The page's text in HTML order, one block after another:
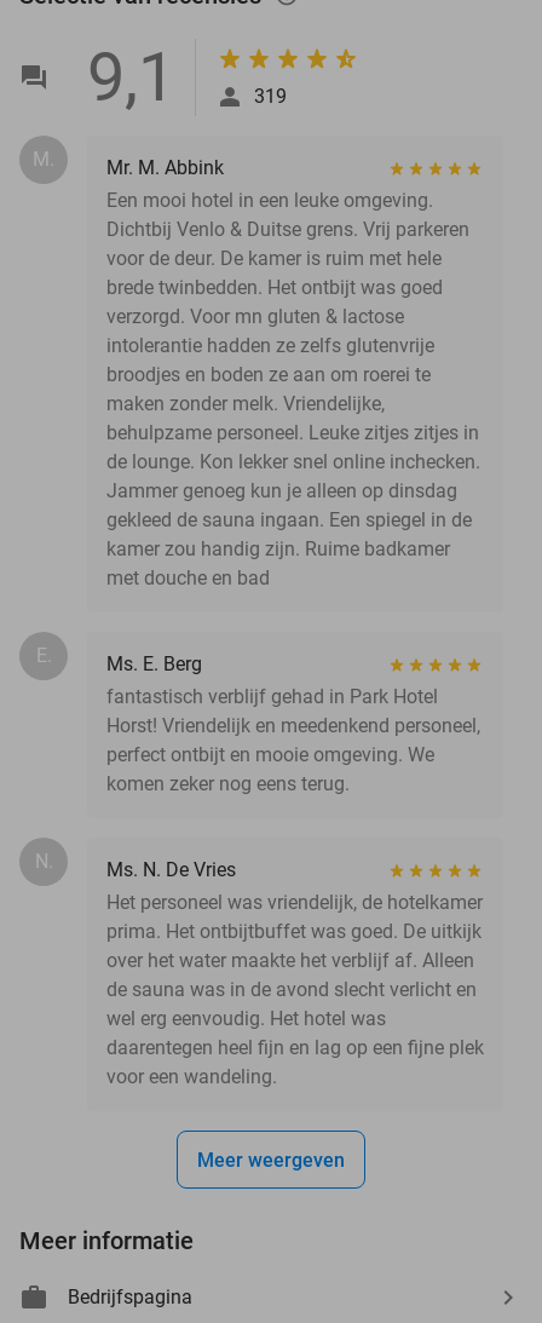
9,1 319
M.
Mr. M. Abbink
Een mooi hotel in een leuke omgeving.
Dichtbij Venlo & Duitse grens. Vrij parkeren
voor de deur. De kamer is ruim met hele
brede twinbedden. Het ontbijt was goed
verzorgd. Voor mn gluten & lactose
intolerantie hadden ze zelfs glutenvrije
broodjes en boden ze aan om roerei te
maken zonder melk. Vriendelijke,
behulpzame personeel. Leuke zitjes zitjes in
de lounge. Kon lekker snel online inchecken.
Jammer genoeg kun je alleen op dinsdag
gekleed de sauna ingaan. Een spiegel in de
kamer zou handig zijn. Ruime badkamer
met douche en bad
E.
Ms. E. Berg
fantastisch verblijf gehad in Park Hotel
Horst! Vriendelijk en meedenkend personeel,
perfect ontbijt en mooie omgeving. We
komen zeker nog eens terug.
N.
Ms. N. De Vries
Het personeel was vriendelijk, de hotelkamer
prima. Het ontbijtbuffet was goed. De uitkijk
over het water maakte het verblijf af. Alleen
de sauna was in de avond slecht verlicht en
wel erg eenvoudig. Het hotel was
daarentegen heel fijn en lag op een fijne plek
voor een wandeling.
Meer weergeven
Meer informatie
Bedrijfspagina